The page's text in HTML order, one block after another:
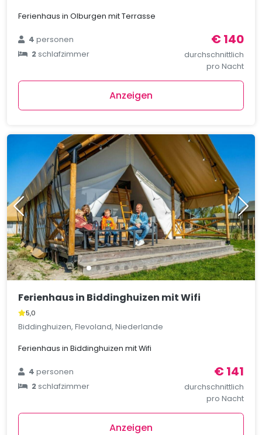
Ferienhaus in Olburgen mit Terrasse
4personen
2schlafzimmer
€ 140
durchschnittlich
pro Nacht
Anzeigen
Ferienhaus in Biddinghuizen mit Wifi
5,0
Biddinghuizen, Flevoland, Niederlande
Ferienhaus in Biddinghuizen mit Wifi
4personen
2schlafzimmer
€ 141
durchschnittlich
pro Nacht
Anzeigen